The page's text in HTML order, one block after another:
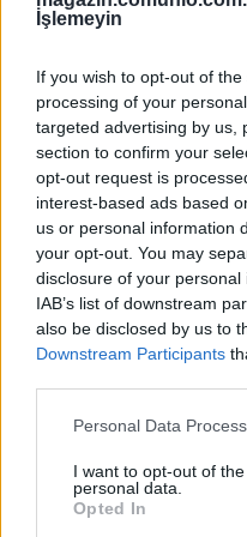
İşlemeyin
If you wish to opt-out of
processing of your
targeted advertising by us,
section to confirm your
opt-out request is
interest-based ads based
us or personal information
your opt-out. You may
disclosure of your
IAB’s list of downstream
also be disclosed by us to
Downstream Participants
Please note that this
not limited to your visit or
grant or deny consent to
use your data for below
Personal Data
I want to opt-out of
personal data.
Opted In
02/09/2022 Yazar
başlayacaklardır. Rayane
yarayacak diye düşünüyorum.